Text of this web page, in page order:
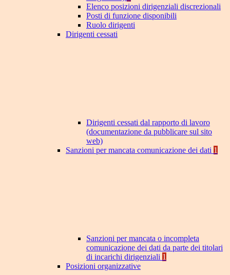
Elenco posizioni dirigenziali discrezionali
Posti di funzione disponibili
Ruolo dirigenti
Dirigenti cessati
Dirigenti cessati dal rapporto di lavoro
(documentazione da pubblicare sul sito
web)
Sanzioni per mancata comunicazione dei dati 1
Sanzioni per mancata o incompleta
comunicazione dei dati da parte dei titolari
di incarichi dirigenziali 1
Posizioni organizzative